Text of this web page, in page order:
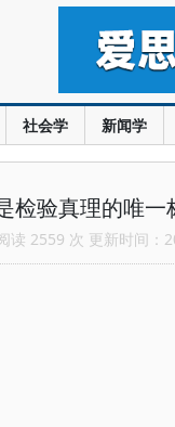
社会学 新闻学
检验真理的唯一
读 2559 次 更新时间：